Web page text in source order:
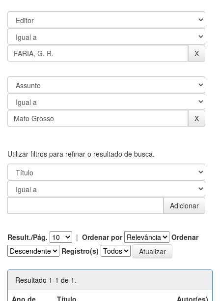
Utilizar filtros para refinar o resultado de busca.
Result./Pág. | Ordenar por
Ordenar
Registro(s)
Resultado 1-1 de 1.
Ano de
Título Autor(es)